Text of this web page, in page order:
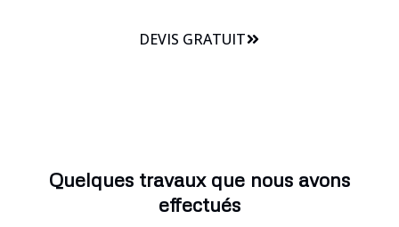
DEVIS GRATUIT
Quelques travaux que nous avons
effectués